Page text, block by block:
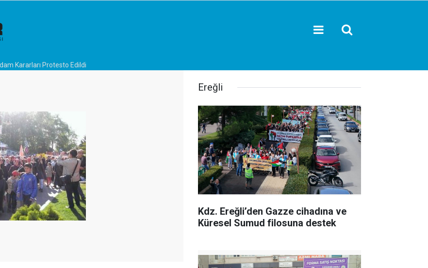
Kararları Protesto Edildi
Ereğli
Kdz. Ereğli’den Gazze cihadına ve
Küresel Sumud filosuna destek